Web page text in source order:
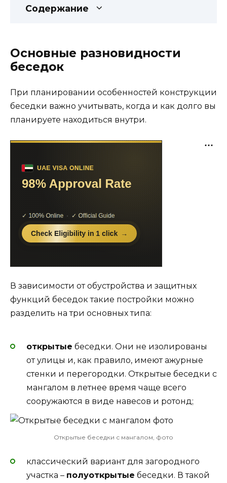
Содержание
Основные разновидности
беседок
При планировании особенностей конструкции
беседки важно учитывать, когда и как долго вы
планируете находиться внутри.
В зависимости от обустройства и защитных
функций беседок такие постройки можно
разделить на три основных типа:
открытые беседки. Они не изолированы
от улицы и, как правило, имеют ажурные
стенки и перегородки. Открытые беседки с
мангалом в летнее время чаще всего
сооружаются в виде навесов и ротонд;
Открытые беседки с мангалом, фото
классический вариант для загородного
участка – полуоткрытые беседки. В такой